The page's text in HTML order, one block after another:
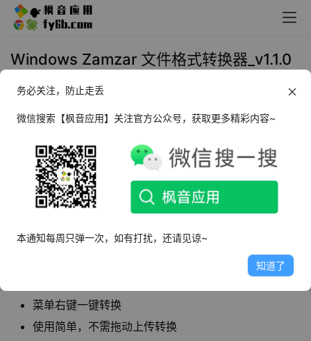
Windows Zamzar 文件格式转换器_v1.1.0
2025年1月22日 11:29
软件介绍
Zamzar是一款免费、 本地的文件转换工具，支持多种类型
文件转换。
软件特点
支持多种文件类型互相转换，PDF、doc、png等常见
菜单右键一键转换
使用简单，不需拖动上传转换
务必关注，防止走丢
微信搜索【枫音应用】关注官方公众号，获取更多精彩内容~
本通知每周只弹一次，如有打扰，还请见谅~
知道了